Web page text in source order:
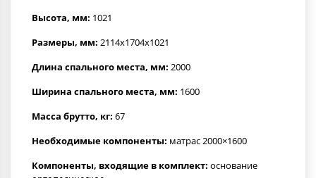
Высота, мм: 1021
Размеры, мм: 2114x1704x1021
Длина спального места, мм: 2000
Ширина спального места, мм: 1600
Масса брутто, кг: 67
Необходимые компоненты: матрас 2000×1600
Компоненты, входящие в комплект: основание